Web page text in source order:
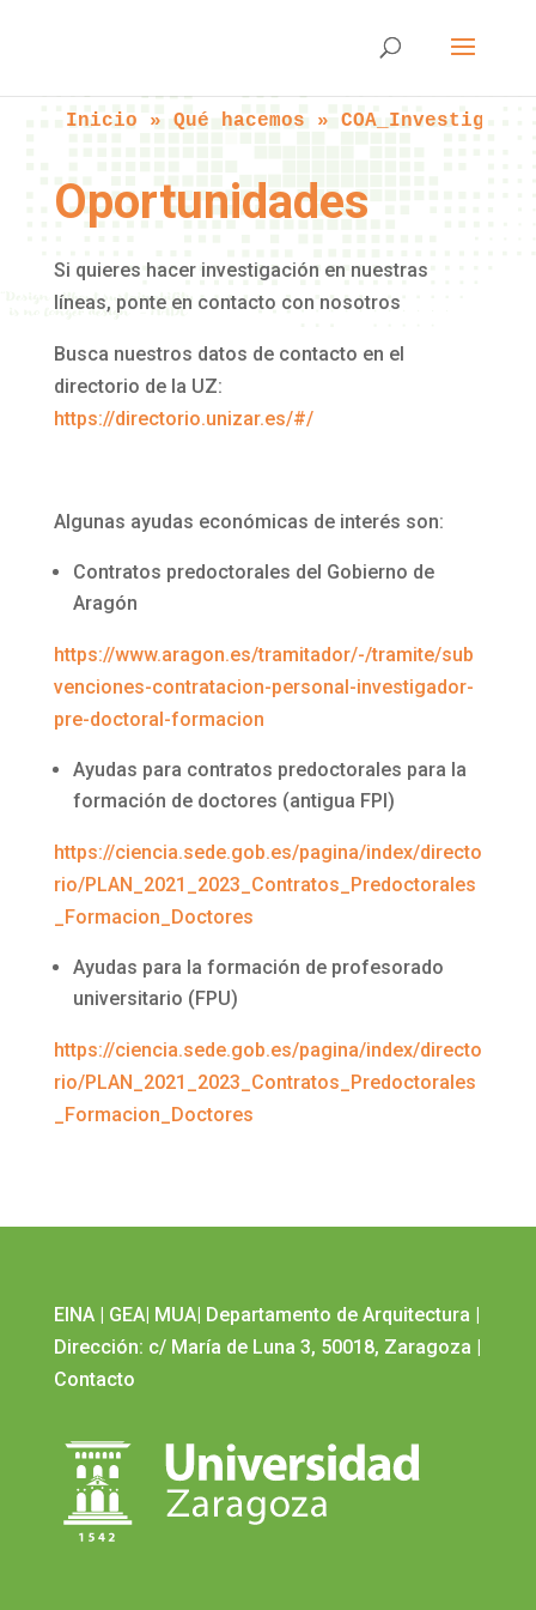
Inicio » Qué hacemos » COA_Investiga
Oportunidades
Si quieres hacer investigación en nuestras
líneas, ponte en contacto con nosotros
Busca nuestros datos de contacto en el
directorio de la UZ:
https://directorio.unizar.es/#/
Algunas ayudas económicas de interés son:
Contratos predoctorales del Gobierno de
Aragón
https://www.aragon.es/tramitador/-/tramite/sub
venciones-contratacion-personal-investigador-
pre-doctoral-formacion
Ayudas para contratos predoctorales para la
formación de doctores (antigua FPI)
https://ciencia.sede.gob.es/pagina/index/directo
rio/PLAN_2021_2023_Contratos_Predoctorales
_Formacion_Doctores
Ayudas para la formación de profesorado
universitario (FPU)
https://ciencia.sede.gob.es/pagina/index/directo
rio/PLAN_2021_2023_Contratos_Predoctorales
_Formacion_Doctores
EINA| GEA| MUA| Departamento de Arquitectura |
Dirección: c/ María de Luna 3, 50018, Zaragoza |
Contacto